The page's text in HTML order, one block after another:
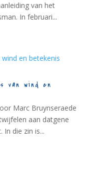
van het
In februari...
van wind en
Marc Bruynseraede
aan datgene
die zin is...